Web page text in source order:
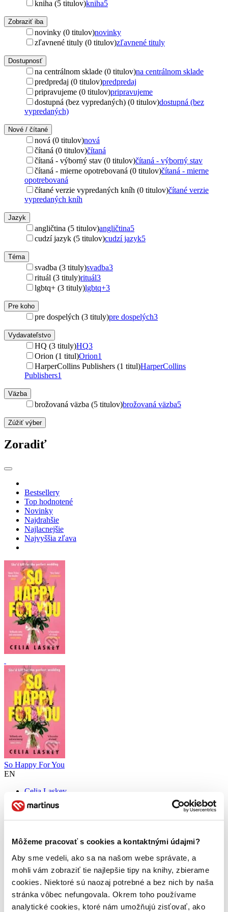
Môžeme pracovať s cookies a kontaktnými údajmi?
Aby sme vedeli, ako sa na našom webe správate, a
mohli vám zobraziť tie najlepšie tipy na knihy, zbierame
cookies. Niektoré sú naozaj potrebné a bez nich by naša
stránka vôbec nefungovala. Okrem toho používame
analytické cookies, ktoré nám umožňujú zisťovať, ako
kniha (5 titulov)kniha5
Zobraziť iba
novinky (0 titulov)novinky
zľavnené tituly (0 titulov)zľavnené tituly
Dostupnosť
na centrálnom sklade (0 titulov)na centrálnom sklade
predpredaj (0 titulov)predpredaj
pripravujeme (0 titulov)pripravujeme
dostupná (bez vypredaných) (0 titulov)dostupná (bez
vypredaných)
Nové / čítané
nová (0 titulov)nová
čítaná (0 titulov)čítaná
čítaná - výborný stav (0 titulov)čítaná - výborný stav
čítaná - mierne opotrebovaná (0 titulov)čítaná - mierne
opotrebovaná
čítané verzie vypredaných kníh (0 titulov)čítané verzie
vypredaných kníh
Jazyk
angličtina (5 titulov)angličtina5
cudzí jazyk (5 titulov)cudzí jazyk5
Téma
svadba (3 tituly)svadba3
rituál (3 tituly)rituál3
lgbtq+ (3 tituly)lgbtq+3
Pre koho
pre dospelých (3 tituly)pre dospelých3
Vydavateľstvo
HQ (3 tituly)HQ3
Orion (1 titul)Orion1
HarperCollins Publishers (1 titul)HarperCollins
Publishers1
Väzba
brožovaná väzba (5 titulov)brožovaná väzba5
Zúžiť výber
Zoradiť
Bestsellery
Top hodnotené
Novinky
Najdrahšie
Najlacnejšie
Najvyššia zľava
So Happy For You
EN
Celia Laskey
Robin and Ellie have been best friends since childhood. They’ve
brožovaná väzba
12,50 €
Viac ako 30 dní
Tento produkt je na objednávku a jeho dodanie môže trvať aj
viac ako 30 dní. Urobíme však všetko pre to, aby sme vašu
objednávku odoslali čo najskôr a o jej ceste vás budeme včas
informovať.